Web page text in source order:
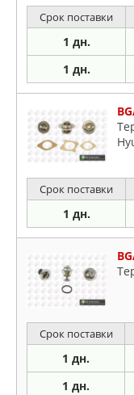
Срок поставки
1 дн.
1 дн.
Срок поставки
1 дн.
Срок поставки
1 дн.
1 дн.